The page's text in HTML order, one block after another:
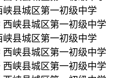
县城区第一初级中学
峡县城区第一初级中学
县城区第一初级中学
峡县城区第一初级中学
峡县城区第一初级中学